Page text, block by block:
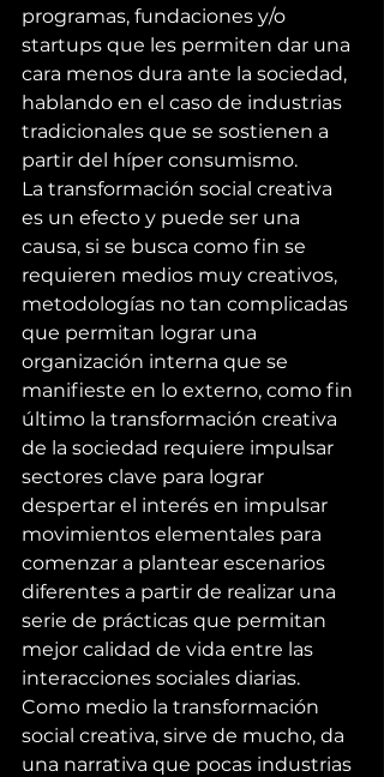
programas, fundaciones y/o
startups que les permiten dar una
cara menos dura ante la sociedad,
hablando en el caso de industrias
tradicionales que se sostienen a
partir del híper consumismo.
La transformación social creativa
es un efecto y puede ser una
causa, si se busca como fin se
requieren medios muy creativos,
metodologías no tan complicadas
que permitan lograr una
organización interna que se
manifieste en lo externo, como fin
último la transformación creativa
de la sociedad requiere impulsar
sectores clave para lograr
despertar el interés en impulsar
movimientos elementales para
comenzar a plantear escenarios
diferentes a partir de realizar una
serie de prácticas que permitan
mejor calidad de vida entre las
interacciones sociales diarias.
Como medio la transformación
social creativa, sirve de mucho, da
una narrativa que pocas industrias